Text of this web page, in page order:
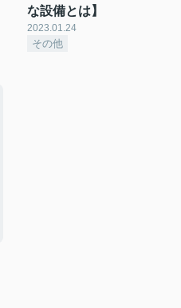
な設備とは】
2023.01.24
その他